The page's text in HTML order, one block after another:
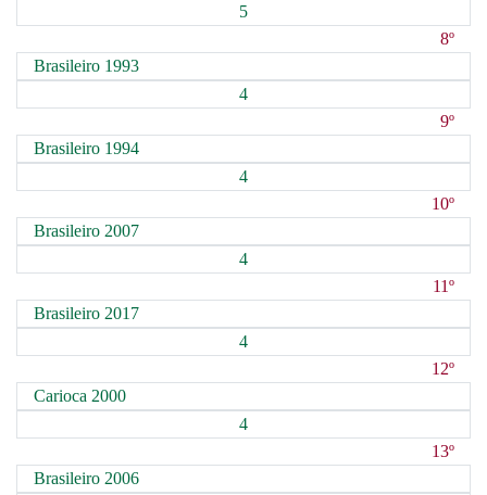
5
8º
Brasileiro 1993
4
9º
Brasileiro 1994
4
10º
Brasileiro 2007
4
11º
Brasileiro 2017
4
12º
Carioca 2000
4
13º
Brasileiro 2006